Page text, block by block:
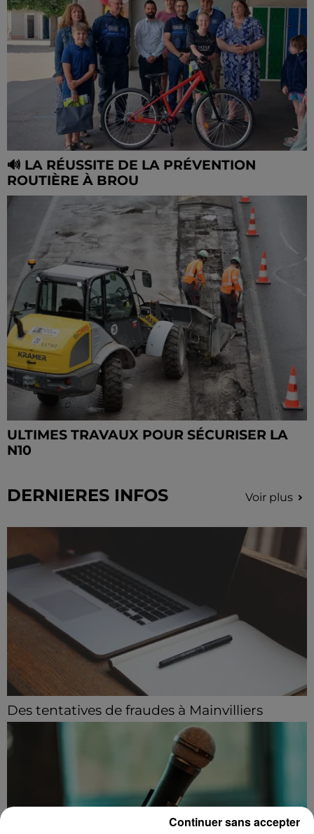
🔊 LA RÉUSSITE DE LA PRÉVENTION
ROUTIÈRE À BROU
ULTIMES TRAVAUX POUR SÉCURISER LA
N10
DERNIERES INFOS Voir plus
Des tentatives de fraudes à Mainvilliers
Des personnes malveillantes tentent de voler vos
informations personnelles.
Continuer sans accepter